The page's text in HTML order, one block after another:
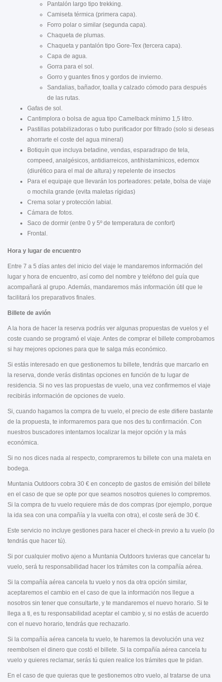
Pantalón largo tipo trekking.
Camiseta térmica (primera capa).
Forro polar o similar (segunda capa).
Chaqueta de plumas.
Chaqueta y pantalón tipo Gore-Tex (tercera capa).
Capa de agua.
Gorra para el sol.
Gorro y guantes finos y gordos de invierno.
Sandalias, bañador, toalla y calzado cómodo para después
de las rutas.
Gafas de sol.
Cantimplora o bolsa de agua tipo Camelback mínimo 1,5 litro.
Pastillas potabilizadoras o tubo purificador por filtrado (solo si deseas
ahorrarte el coste del agua mineral)
Botiquín que incluya betadine, vendas, esparadrapo de tela,
compeed, analgésicos, antidiarreicos, antihistamínicos, edemox
(diurético para el mal de altura) y repelente de insectos
Para el equipaje que llevarán los porteadores: petate, bolsa de viaje
o mochila grande (evita maletas rígidas)
Crema solar y protección labial.
Cámara de fotos.
Saco de dormir (entre 0 y 5º de temperatura de confort)
Frontal.
Hora y lugar de encuentro
Entre 7 a 5 días antes del inicio del viaje le mandaremos información del
lugar y hora de encuentro, así como del nombre y teléfono del guía que
acompañará al grupo. Además, mandaremos más información útil que le
facilitará los preparativos finales.
Billete de avión
A la hora de hacer la reserva podrás ver algunas propuestas de vuelos y el
coste cuando se programó el viaje. Antes de comprar el billete comprobamos
si hay mejores opciones para que te salga más económico.
Si estás interesado en que gestionemos tu billete, tendrás que marcarlo en
la reserva, donde verás distintas opciones en función de tu lugar de
residencia. Si no ves las propuestas de vuelo, una vez confirmemos el viaje
recibirás información de opciones de vuelo.
Si, cuando hagamos la compra de tu vuelo, el precio de este difiere bastante
de la propuesta, te informaremos para que nos des tu confirmación. Con
nuestros buscadores intentamos localizar la mejor opción y la más
económica.
Si no nos dices nada al respecto, compraremos tu billete con una maleta en
bodega.
Muntania Outdoors cobra 30 € en concepto de gastos de emisión del billete
en el caso de que se opte por que seamos nosotros quienes lo compremos.
Si la compra de tu vuelo requiere más de dos compras (por ejemplo, porque
la ida sea con una compañía y la vuelta con otra), el coste será de 30 €.
Este servicio no incluye gestiones para hacer el check-in previo a tu vuelo (lo
tendrás que hacer tú).
Si por cualquier motivo ajeno a Muntania Outdoors tuvieras que cancelar tu
vuelo, será tu responsabilidad hacer los trámites con la compañía aérea.
Si la compañía aérea cancela tu vuelo y nos da otra opción similar,
aceptaremos el cambio en el caso de que la información nos llegue a
nosotros sin tener que consultarte, y te mandaremos el nuevo horario. Si te
llega a ti, es tu responsabilidad aceptar el cambio y, si no estás de acuerdo
con el nuevo horario, tendrás que rechazarlo.
Si la compañía aérea cancela tu vuelo, te haremos la devolución una vez
reembolsen el dinero que costó el billete. Si la compañía aérea cancela tu
vuelo y quieres reclamar, serás tú quien realice los trámites que te pidan.
En el caso de que quieras que te gestionemos otro vuelo, al tratarse de una